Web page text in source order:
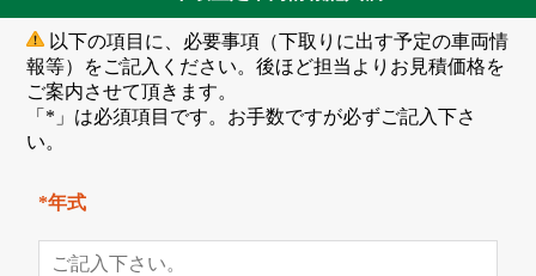
以下の項目に、必要事項（下取りに出す予定の車両情
報等）をご記入ください。後ほど担当よりお見積価格を
ご案内させて頂きます。
「*」は必須項目です。お手数ですが必ずご記入下さ
い。
*年式